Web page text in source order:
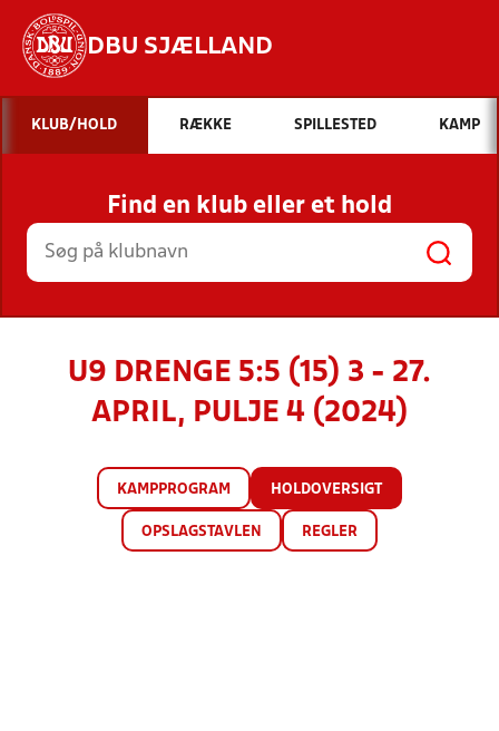
DBU SJÆLLAND
Hvad vil du søge efter?
INDHOLD OG NYHEDER
STILLINGER, RESULTATER, KLUBBER OG
HOLD
KLUB/HOLD RÆKKE SPILLESTED KAMP
Find en klub eller et hold
U9 DRENGE 5:5 (15) 3 - 27.
APRIL, PULJE 4 (2024)
KAMPPROGRAM HOLDOVERSIGT
OPSLAGSTAVLEN REGLER